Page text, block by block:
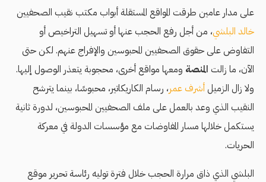
على مدار عامين طرقت المواقع المستقلة أبواب مكتب نقيب الصحفيين
خالد البلشي، من أجل رفع الحجب عنها أو تسهيل التراخيص أو
التفاوض على حقوق الصحفيين المحبوسين والإفراج عنهم. لكن حتى
الآن، ما زالت المنصة ومعها مواقع أخرى، محجوبة يتعذر الوصول إليها.
ولا زال الزميلأشرف عمر، رسام الكاريكاتير، محبوسًا، بينما يترشح
النقيب الذي وعد بالعمل على ملف الصحفيين المحبوسين، لدورة ثانية
يستكمل خلالها مسار المفاوضات مع مؤسسات الدولة في معركة
الحريات.
البلشي الذي ذاق مرارة الحجب خلال فترة توليه رئاسة تحرير موقع